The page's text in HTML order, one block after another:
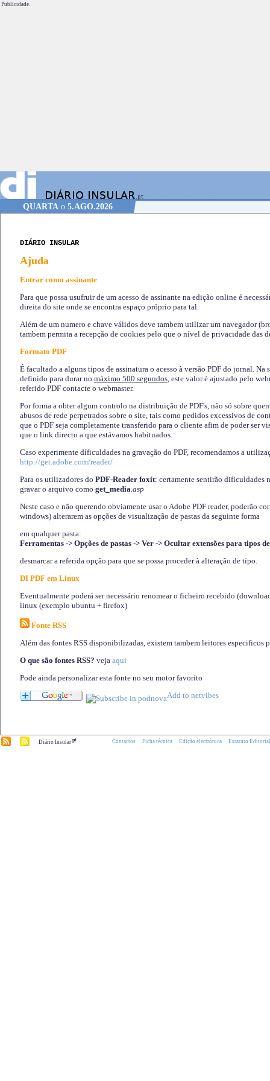
Publicidade.
QUARTA o 5.AGO.2026
DIÁRIO INSULAR
Ajuda
Entrar como assinante
Para que possa usufruir de um acesso de assinante na edição online é
direita do site onde se encontra espaço próprio para tal.
Além de um numero e chave válidos deve tambem utilizar um navegador
tambem permita a recepção de cookies pelo que o nível de privacidade das
Formato PDF
É facultado a alguns tipos de assinatura o acesso à versão PDF do jornal. Na
definido para durar no máximo 500 segundos, este valor é ajustado pelo
referido PDF contacte o webmaster.
Por forma a obter algum controlo na distribuição de PDF's, não só sobre
abusos de rede perpetrados sobre o site, tais como pedidos excessivos de
que o PDF seja completamente transferido para o cliente afim de poder ser
que o link directo a que estávamos habituados.
Caso experimente díficuldades na gravação do PDF, recomendamos a
http://get.adobe.com/reader/
Para os utilizadores do PDF-Reader foxit: certamente sentirão dificuldades
gravar o arquivo como get_media.asp
Neste caso e não querendo obviamente usar o Adobe PDF reader, poderão
windows) alterarem as opções de visualização de pastas da seguinte forma
em qualquer pasta:
Ferramentas -> Opções de pastas -> Ver -> Ocultar extensões para tipos
desmarcar a referida opção para que se possa proceder à alteração de tipo.
DI PDF em Linux
Eventualmente poderá ser necessário renomear o ficheiro recebido
linux (exemplo ubuntu + firefox)
Fonte RSS
Além das fontes RSS disponibilizadas, existem tambem leitores especificos
O que são fontes RSS? veja aqui
Pode ainda personalizar esta fonte no seu motor favorito
Diário Insular.pt Contactos Ficha técnica Edição electrónica Estatuto Editorial